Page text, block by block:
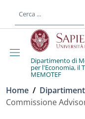
al contenuto
Dipartimento di
per l'Economia, il
MEMOTEF
Briciole di pane
Home /
Commissione